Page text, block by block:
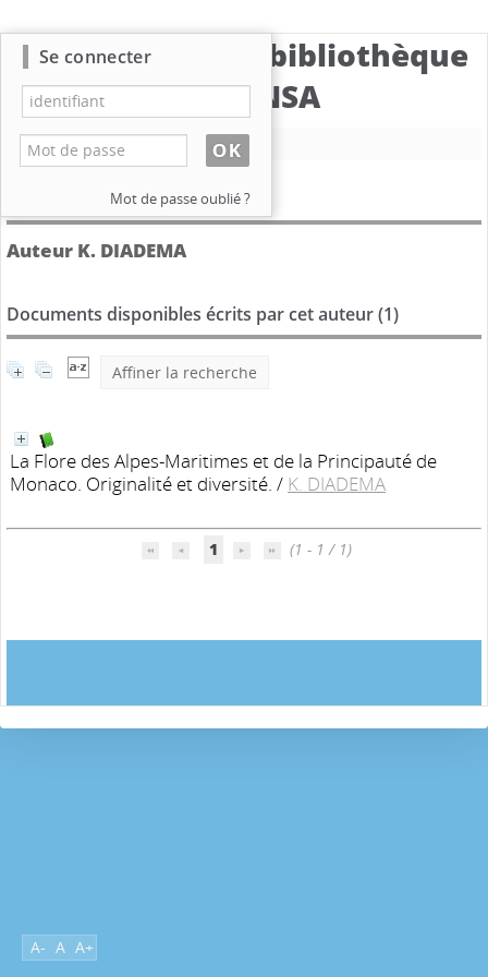
Catalogue de la bibliothèque
du CBNSA
Nouvelle recherche
Détail de l'auteur
Auteur K. DIADEMA
Documents disponibles écrits par cet auteur (1)
Affiner la recherche
La Flore des Alpes-Maritimes et de la Principauté de
Monaco. Originalité et diversité. / K. DIADEMA
1 (1 - 1 / 1)
A- A A+
Se connecter
Mot de passe oublié ?